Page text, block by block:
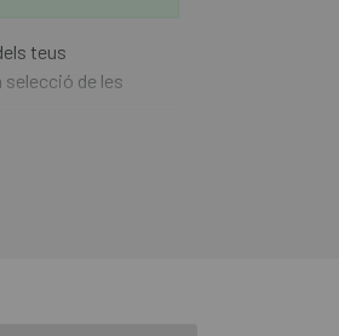
teus
de les
i L-arginina.